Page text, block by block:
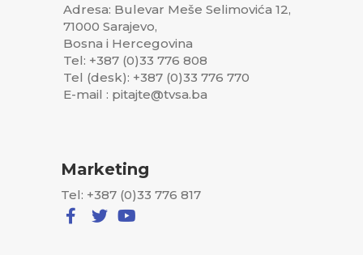
Adresa: Bulevar Meše Selimovića 12,
71000 Sarajevo,
Bosna i Hercegovina
Tel: +387 (0)33 776 808
Tel (desk): +387 (0)33 776 770
E-mail : pitajte@tvsa.ba
Marketing
Tel: +387 (0)33 776 817